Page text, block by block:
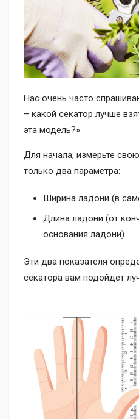
Нас очень часто
– какой секатор лучше
эта модель?»
Для начала, измерьте
только два параметра:
Ширина ладони (в
Длина ладони (от
основания ладони).
Эти два показателя
секатора вам подойдет